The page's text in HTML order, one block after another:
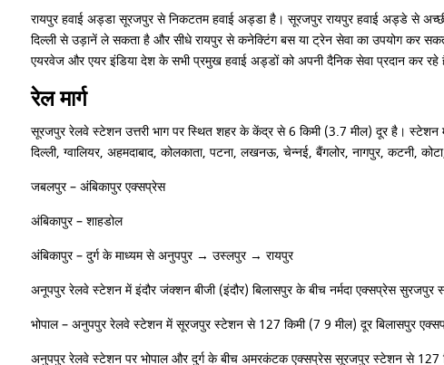
रायपुर हवाई अड्डा सूरजपुर से निकटतम हवाई अड्डा है। सूरजपुर रायपुर हवाई अड्डे से
दिल्ली से उड़ानें ले सकता है और सीधे रायपुर से कनेक्टिंग बस या ट्रेन सेवा का उपयोग कर
एयरवेज और एयर इंडिया देश के सभी प्रमुख हवाई अड्डों को अपनी दैनिक सेवा प्रदान कर रहे
रेल मार्ग
सूरजपुर रेलवे स्टेशन उत्तरी भाग पर स्थित शहर के केंद्र से 6 किमी (3.7 मील) दूर है। स्टेशन
दिल्ली, ग्वालियर, अहमदाबाद, कोलकाता, पटना, लखनऊ, चेन्नई, बैंगलोर, नागपुर,
जबलपुर – अंबिकापुर एक्सप्रेस
अंबिकापुर – शाहडोल
अंबिकापुर – दुर्ग के माध्यम से अनुपपुर → उस्लपुर → रायपुर
अनूपपुर रेलवे स्टेशन में इंदौर जंक्शन बीजी (इंदौर) बिलासपुर के बीच नर्मदा एक्सप्रेस
भोपाल – अनुपपुर रेलवे स्टेशन में सूरजपुर स्टेशन से 127 किमी (7 9 मील) दूर बिलासपुर
अनुपपुर रेलवे स्टेशन पर भोपाल और दुर्ग के बीच अमरकंटक एक्सप्रेस सूरजपुर स्टेशन से 127